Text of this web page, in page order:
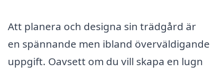
Att planera och designa sin trädgård är
en spännande men ibland överväldigande
uppgift. Oavsett om du vill skapa en lugn